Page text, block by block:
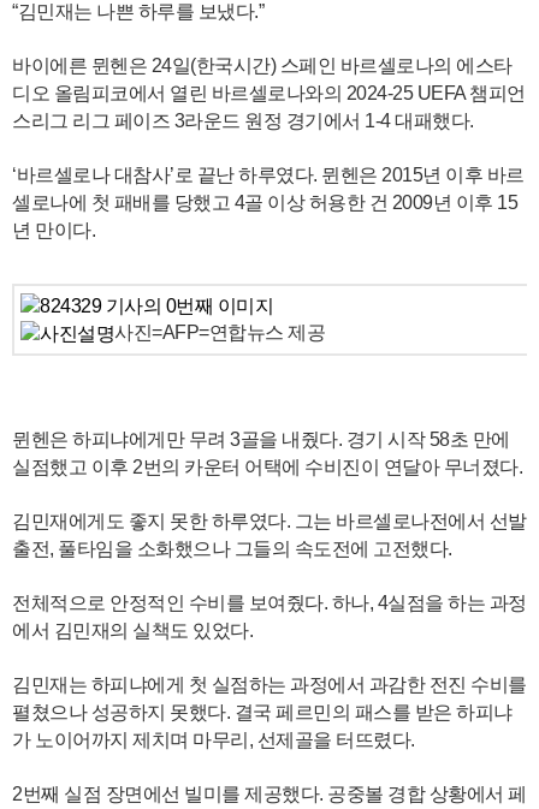
“김민재는 나쁜 하루를 보냈다.”
바이에른 뮌헨은 24일(한국시간) 스페인 바르셀로나의 에스타
디오 올림피코에서 열린 바르셀로나와의 2024-25 UEFA 챔피언
스리그 리그 페이즈 3라운드 원정 경기에서 1-4 대패했다.
‘바르셀로나 대참사’로 끝난 하루였다. 뮌헨은 2015년 이후 바르
셀로나에 첫 패배를 당했고 4골 이상 허용한 건 2009년 이후 15
년 만이다.
사진=AFP=연합뉴스 제공
뮌헨은 하피냐에게만 무려 3골을 내줬다. 경기 시작 58초 만에
실점했고 이후 2번의 카운터 어택에 수비진이 연달아 무너졌다.
김민재에게도 좋지 못한 하루였다. 그는 바르셀로나전에서 선발
출전, 풀타임을 소화했으나 그들의 속도전에 고전했다.
전체적으로 안정적인 수비를 보여줬다. 하나, 4실점을 하는 과정
에서 김민재의 실책도 있었다.
김민재는 하피냐에게 첫 실점하는 과정에서 과감한 전진 수비를
펼쳤으나 성공하지 못했다. 결국 페르민의 패스를 받은 하피냐
가 노이어까지 제치며 마무리, 선제골을 터뜨렸다.
2번째 실점 장면에선 빌미를 제공했다. 공중볼 경합 상황에서 페